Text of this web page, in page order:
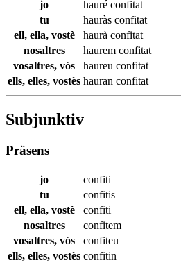
jo hauré confitat
tu
hauràs confitat
ell, ella, vostè
haurà confitat
nosaltres
haurem confitat
vosaltres, vós
haureu confitat
ells, elles, vostès hauran confitat
Subjunktiv
Präsens
jo
confiti
tu
confitis
ell, ella, vostè
confiti
nosaltres
confitem
vosaltres, vós
confiteu
ells, elles, vostès confitin